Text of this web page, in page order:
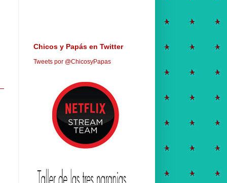
Chicos y Papás en Twitter
Tweets por @ChicosyPapas